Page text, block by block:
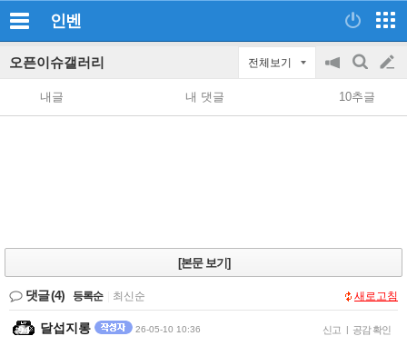
인벤
오픈이슈갤러리 전체보기
공
지
on/off
검
색
글
쓰
내글 내 댓글 10추글
[본문 보기]
댓글(4) 등록순 최신순 새로고침
달섭지롱 26-05-10 10:36 신고 | 공감 확인